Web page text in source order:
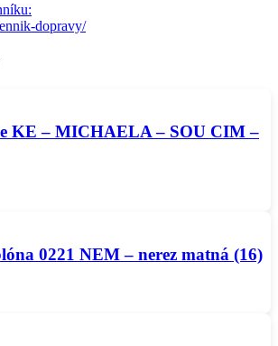
dopravy/
KE – MICHAELA – SOU CIM –
0221 NEM – nerez matná (16)